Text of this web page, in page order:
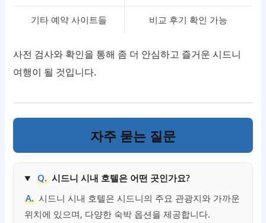
기타 예약 사이트들 비교 후기 확인 가능
사전 검사와 확인을 통해 좀 더 안심하고 즐거운 시드니
여행이 될 것입니다.
자주 묻는 질문
Q. 시드니 시내 호텔은 어떤 곳인가요?
A. 시드니 시내 호텔은 시드니의 주요 관광지와 가까운
위치에 있으며, 다양한 숙박 옵션을 제공합니다.